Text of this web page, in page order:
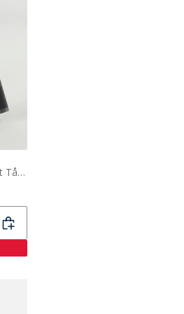
French Connection Dame Firkantet Tå Hæl Støvler Sort